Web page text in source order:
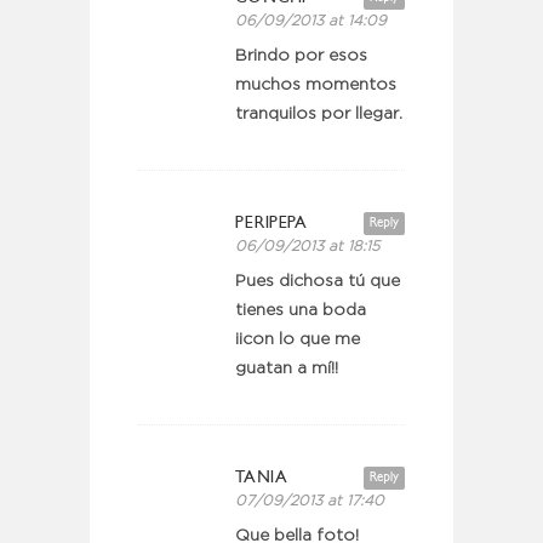
06/09/2013 at 14:09
Brindo por esos
muchos momentos
tranquilos por llegar.
Reply
PERIPEPA
06/09/2013 at 18:15
Pues dichosa tú que
tienes una boda
¡¡con lo que me
guatan a mí!!
Reply
TANIA
07/09/2013 at 17:40
Que bella foto!